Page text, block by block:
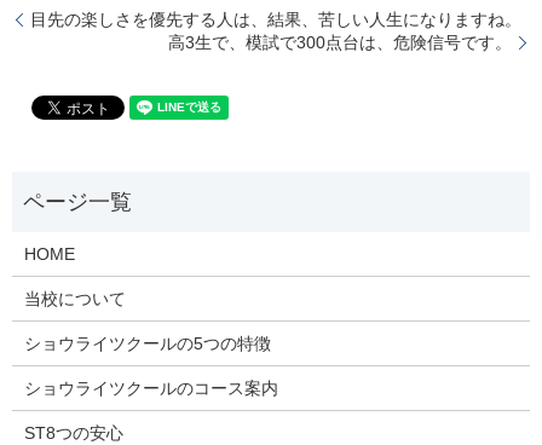
目先の楽しさを優先する人は、結果、苦しい人生になりますね。
高3生で、模試で300点台は、危険信号です。
HOME
当校について
ショウライツクールの5つの特徴
ショウライツクールのコース案内
ST8つの安心